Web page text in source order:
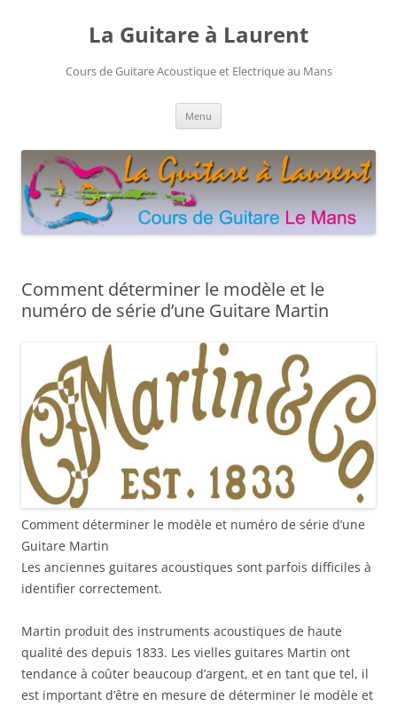
La Guitare à Laurent
Cours de Guitare Acoustique et Electrique au Mans
Menu
Comment déterminer le modèle et le
numéro de série d’une Guitare Martin
Comment déterminer le modèle et numéro de série d’une
Guitare Martin
Les anciennes guitares acoustiques sont parfois difficiles à
identifier correctement.
Martin produit des instruments acoustiques de haute
qualité des depuis 1833. Les vielles guitares Martin ont
tendance à coûter beaucoup d’argent, et en tant que tel, il
est important d’être en mesure de déterminer le modèle et